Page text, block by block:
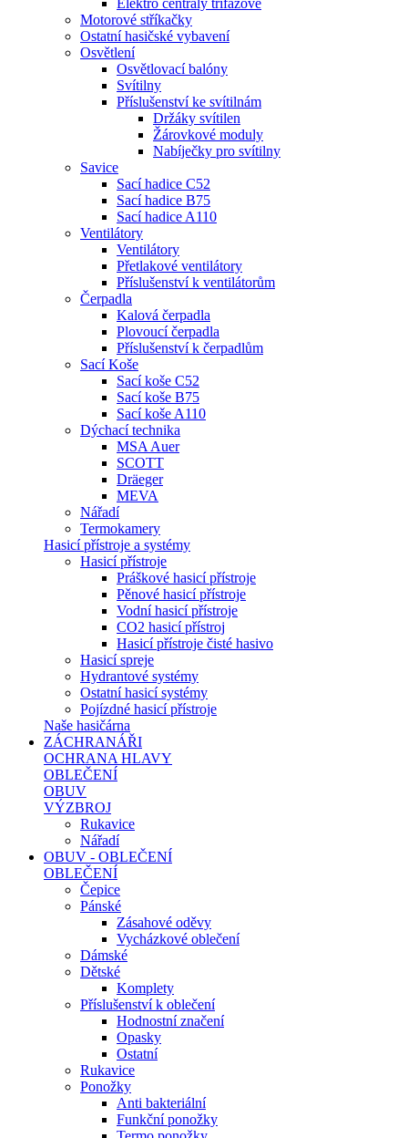
Elektro centrály třífázové
Motorové stříkačky
Ostatní hasičské vybavení
Osvětlení
Osvětlovací balóny
Svítilny
Příslušenství ke svítilnám
Držáky svítilen
Žárovkové moduly
Nabíječky pro svítilny
Savice
Sací hadice C52
Sací hadice B75
Sací hadice A110
Ventilátory
Ventilátory
Přetlakové ventilátory
Příslušenství k ventilátorům
Čerpadla
Kalová čerpadla
Plovoucí čerpadla
Příslušenství k čerpadlům
Sací Koše
Sací koše C52
Sací koše B75
Sací koše A110
Dýchací technika
MSA Auer
SCOTT
Dräeger
MEVA
Nářadí
Termokamery
Hasicí přístroje a systémy
Hasicí přístroje
Práškové hasicí přístroje
Pěnové hasicí přístroje
Vodní hasicí přístroje
CO2 hasicí přístroj
Hasicí přístroje čisté hasivo
Hasicí spreje
Hydrantové systémy
Ostatní hasicí systémy
Pojízdné hasicí přístroje
Naše hasičárna
ZÁCHRANÁŘI
OCHRANA HLAVY
OBLEČENÍ
OBUV
VÝZBROJ
Rukavice
Nářadí
OBUV - OBLEČENÍ
OBLEČENÍ
Čepice
Pánské
Zásahové oděvy
Vycházkové oblečení
Dámské
Dětské
Komplety
Příslušenství k oblečení
Hodnostní značení
Opasky
Ostatní
Rukavice
Ponožky
Anti bakteriální
Funkční ponožky